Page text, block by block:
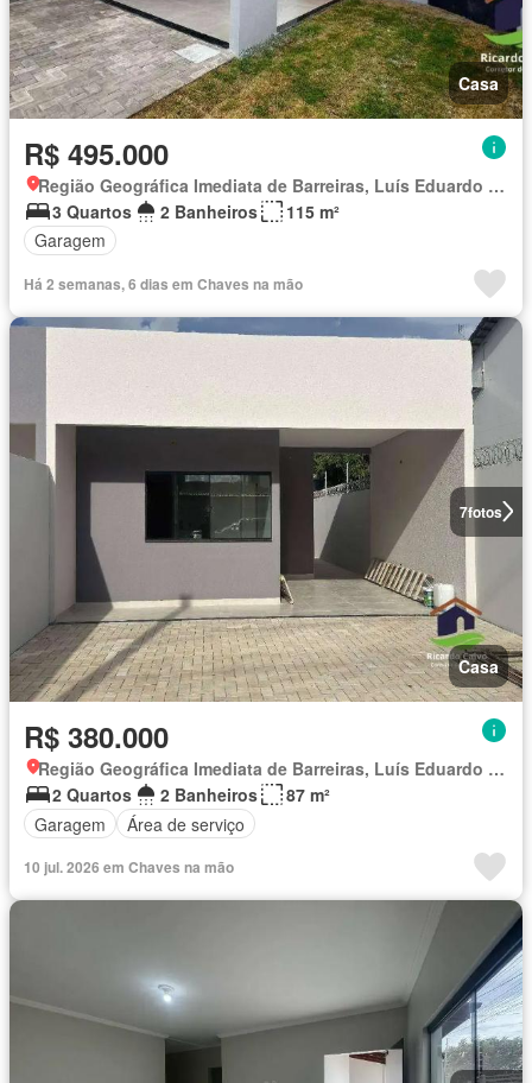
Casa
R$ 495.000
Região Geográfica Imediata de Barreiras, Luís Eduardo Magalhães
3 Quartos
2 Banheiros
115 m²
Garagem
Há 2 semanas, 6 dias em Chaves na mão
7fotos
Casa
R$ 380.000
Região Geográfica Imediata de Barreiras, Luís Eduardo Magalhães
2 Quartos
2 Banheiros
87 m²
Garagem
Área de serviço
10 jul. 2026 em Chaves na mão